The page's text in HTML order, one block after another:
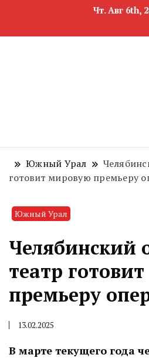
Чт. Авг 6th,
Южный Урал
готовит мировую премьеру
Южный Урал
Челябинский
театр
премьеру
13.02.2025
В марте текущего года